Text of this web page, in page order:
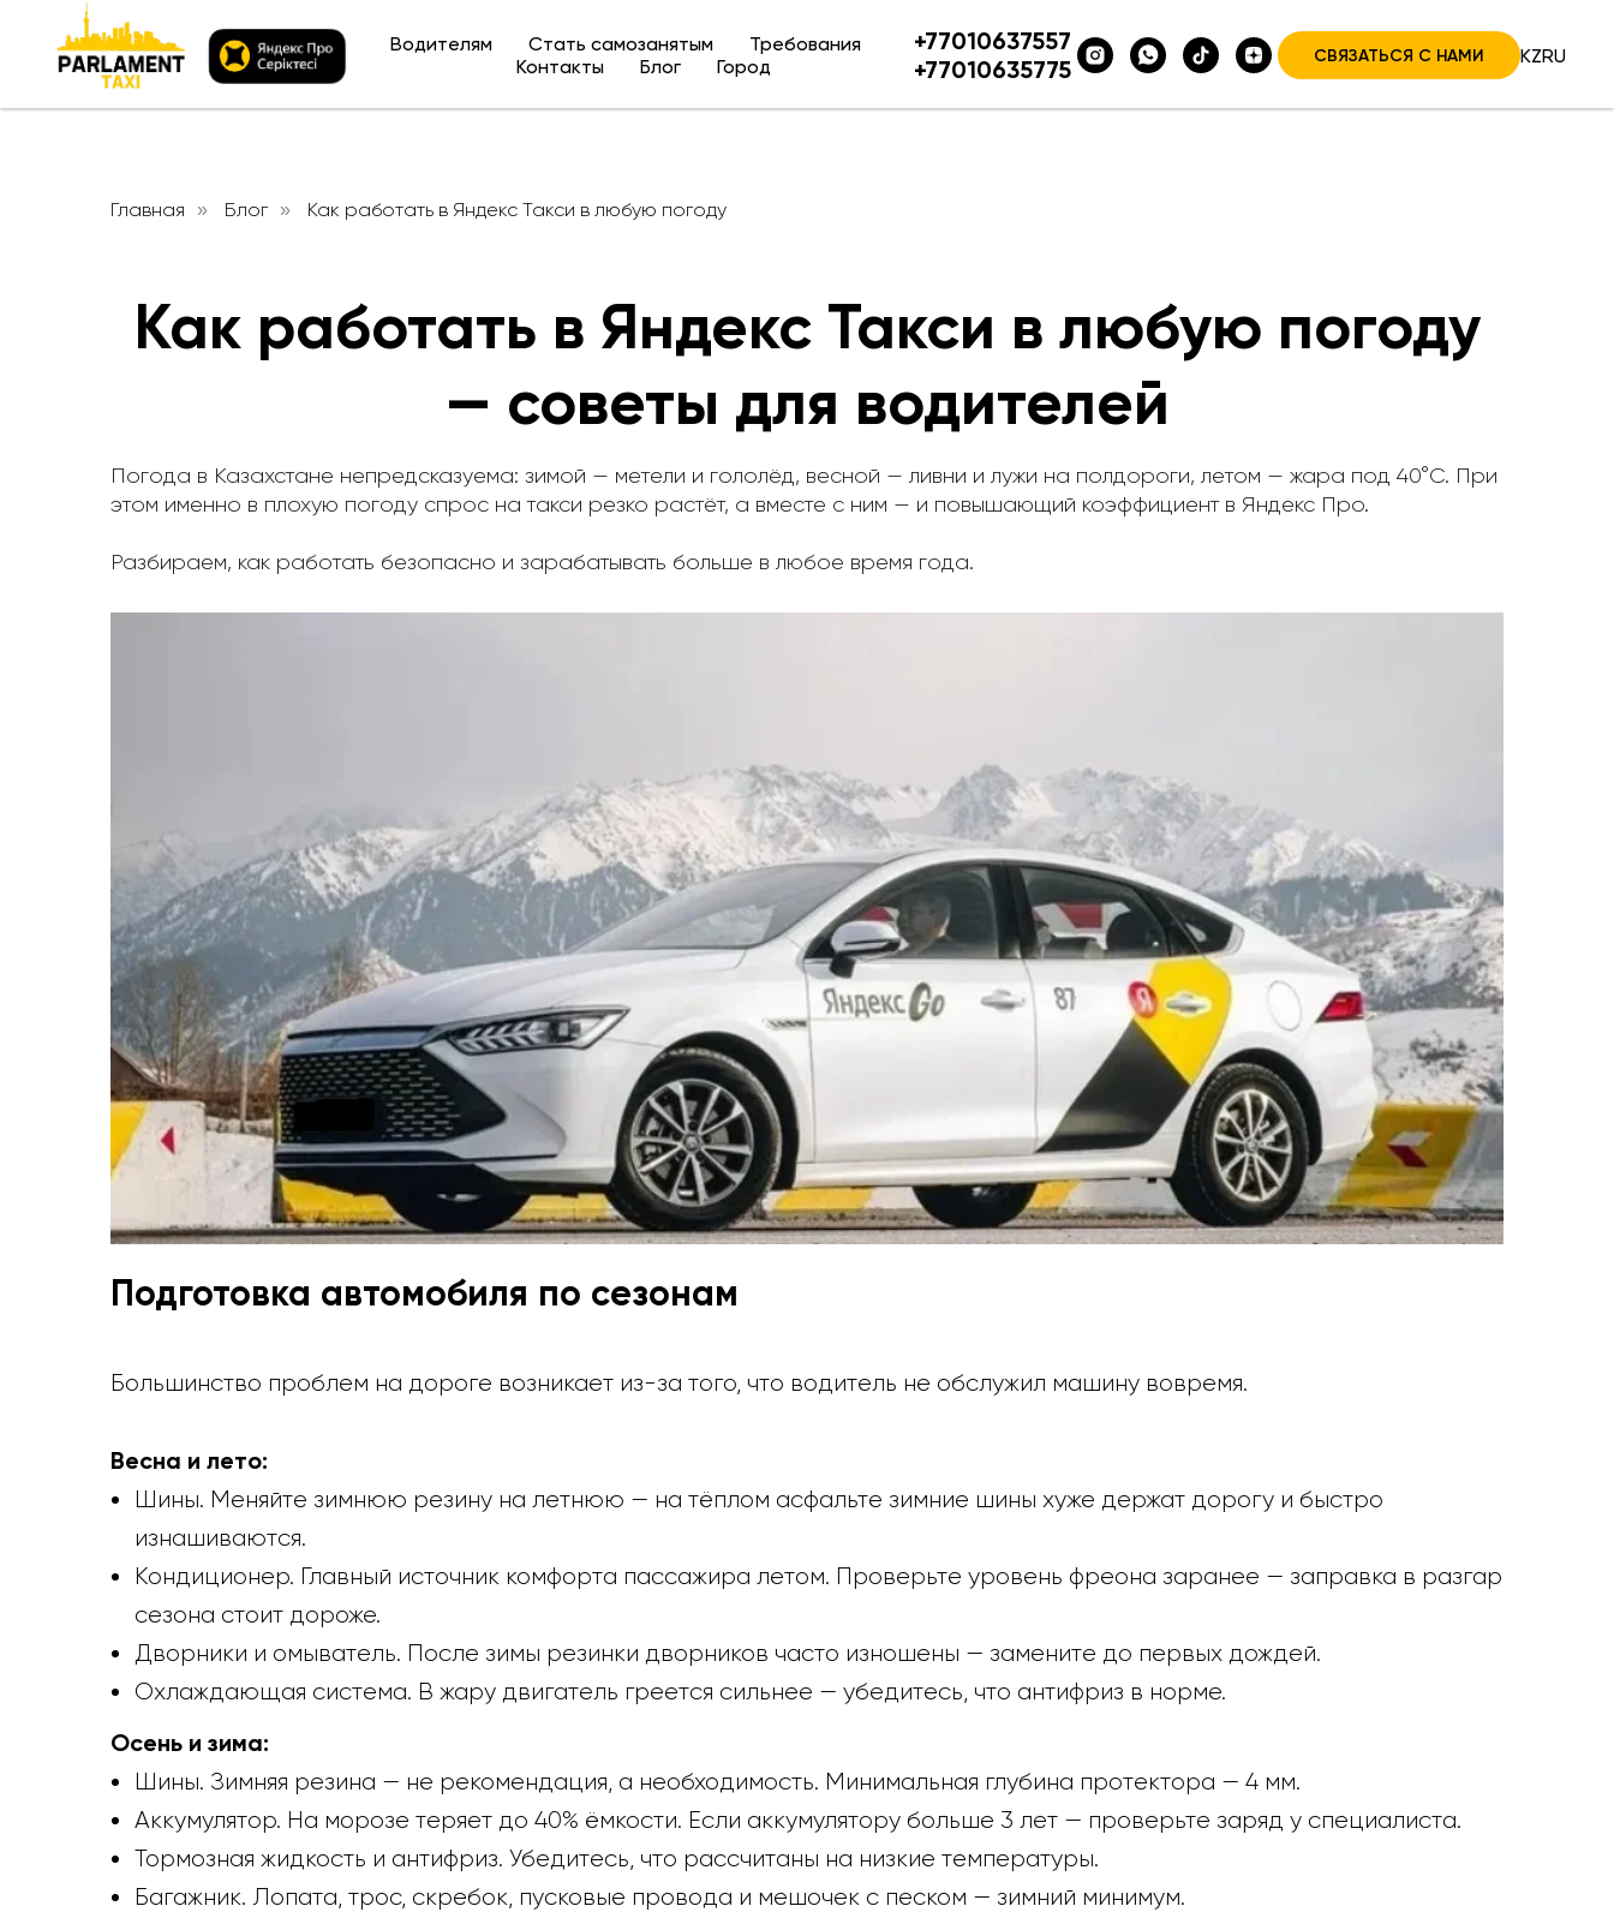
Водителям Стать самозанятым
Требования
Контакты
Блог Город
+77010637557
+77010635775
СВЯЗАТЬСЯ С НАМИ KZRU
Главная » Блог » Как работать в Яндекс Такси в любую погоду
Как работать в Яндекс Такси в любую погоду
— советы для водителей
Погода в Казахстане непредсказуема: зимой — метели и гололёд, весной — ливни и лужи на полдороги, летом — жара под 40°C. При
этом именно в плохую погоду спрос на такси резко растёт, а вместе с ним — и повышающий коэффициент в Яндекс Про.
Разбираем, как работать безопасно и зарабатывать больше в любое время года.
Подготовка автомобиля по сезонам
Большинство проблем на дороге возникает из-за того, что водитель не обслужил машину вовремя.
Весна и лето:
Шины. Меняйте зимнюю резину на летнюю — на тёплом асфальте зимние шины хуже держат дорогу и быстро
изнашиваются.
Кондиционер. Главный источник комфорта пассажира летом. Проверьте уровень фреона заранее — заправка в разгар
сезона стоит дороже.
Дворники и омыватель. После зимы резинки дворников часто изношены — замените до первых дождей.
Охлаждающая система. В жару двигатель греется сильнее — убедитесь, что антифриз в норме.
Осень и зима:
Шины. Зимняя резина — не рекомендация, а необходимость. Минимальная глубина протектора — 4 мм.
Аккумулятор. На морозе теряет до 40% ёмкости. Если аккумулятору больше 3 лет — проверьте заряд у специалиста.
Тормозная жидкость и антифриз. Убедитесь, что рассчитаны на низкие температуры.
Багажник. Лопата, трос, скребок, пусковые провода и мешочек с песком — зимний минимум.